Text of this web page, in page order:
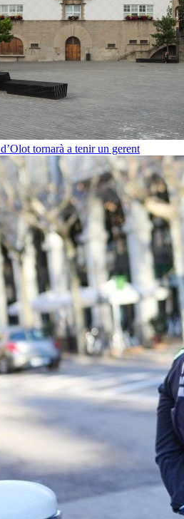
tornarà a tenir un gerent